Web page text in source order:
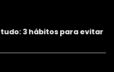
3 hábitos para evitar